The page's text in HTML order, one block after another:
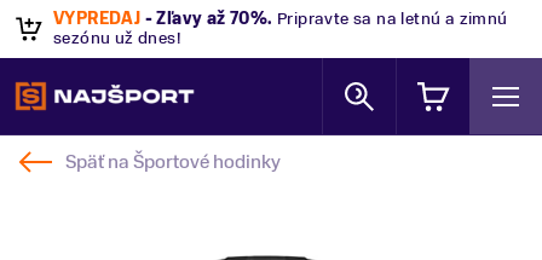
VÝPREDAJ - Zľavy až 70%. Pripravte sa na letnú a zimnú
sezónu už dnes!
Späť naŠportové hodinky